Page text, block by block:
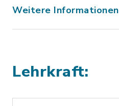
Weitere Informationen
Lehrkraft: